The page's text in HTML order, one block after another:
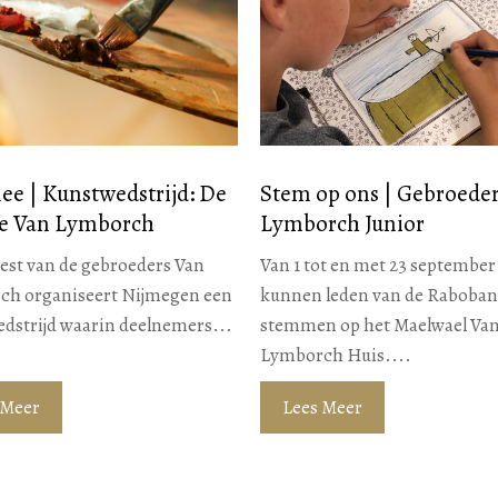
| Kunstwedstrijd: De
Van Lymborch
van de gebroeders Van
organiseert Nijmegen een
waarin deelnemers...
Stem op ons |
Lymborch Junior
Van 1 tot en met 23 september
kunnen leden van de
stemmen op het Maelwael
Lymborch Huis....
Lees Meer